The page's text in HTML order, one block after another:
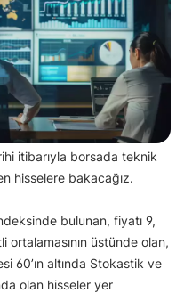
itibarıyla borsada teknik
hisselere bakacağız.
bulunan, fiyatı 9,
üstünde olan,
60’ın altında Stokastik ve
olan hisseler yer